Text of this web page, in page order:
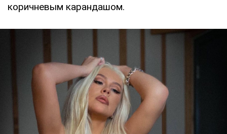
коричневым карандашом.